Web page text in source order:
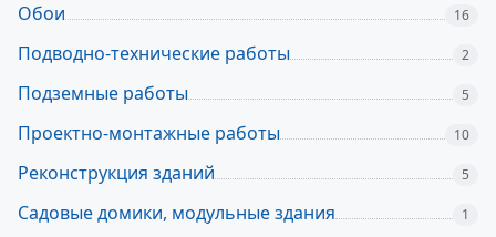
Обои 16
Подводно-технические работы 2
Подземные работы 5
Проектно-монтажные работы 10
Реконструкция зданий 5
Садовые домики, модульные здания 1